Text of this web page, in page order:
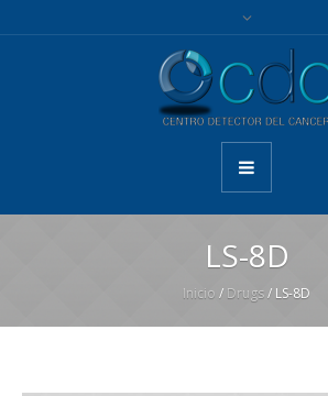
LS-8D
Inicio / Drugs/ LS-8D